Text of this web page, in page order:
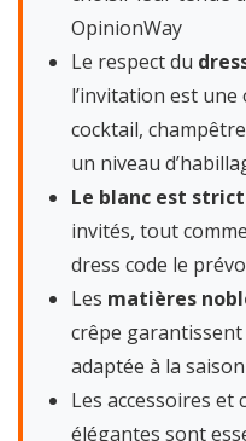
OpinionWay
Le respect du
l’invitation est
cocktail,
un niveau
Le blanc est
invités, tout
dress code le
Les matières
crêpe
adaptée à la saison
Les accessoires et
élégantes sont